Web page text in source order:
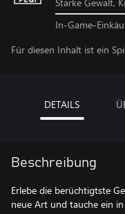
In-Game-
Für diesen Inhalt ist ein
DETAILS
Beschreibung
Erlebe die berüchtigtste
neue Art und tauche ein